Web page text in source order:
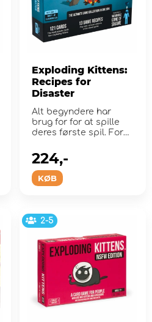
Exploding Kittens:
Recipes for
Disaster
Alt begyndere har
brug for for at spille
deres første spil. For
KØB
224,-
2-5